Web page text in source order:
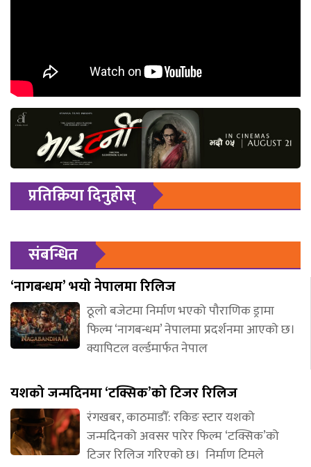
प्रतिक्रिया दिनुहोस्
संबन्धित
‘नागबन्धम’ भयो नेपालमा रिलिज
ठूलो बजेटमा निर्माण भएको पौराणिक ड्रामा
फिल्म ‘नागबन्धम’ नेपालमा प्रदर्शनमा आएको छ।
क्यापिटल वर्ल्डमार्फत नेपाल
यशको जन्मदिनमा ‘टक्सिक’को टिजर रिलिज
रंगखबर, काठमाडौँ: रकिङ स्टार यशको
जन्मदिनको अवसर पारेर फिल्म ‘टक्सिक’को
टिजर रिलिज गरिएको छ। निर्माण टिमले